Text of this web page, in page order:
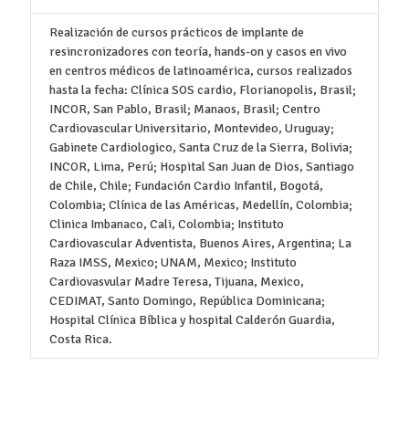
Realización de cursos prácticos de implante de
resincronizadores con teoría, hands-on y casos en vivo
en centros médicos de latinoamérica, cursos realizados
hasta la fecha: Clínica SOS cardio, Florianopolis, Brasil;
INCOR, San Pablo, Brasil; Manaos, Brasil; Centro
Cardiovascular Universitario, Montevideo, Uruguay;
Gabinete Cardiologico, Santa Cruz de la Sierra, Bolivia;
INCOR, Lima, Perú; Hospital San Juan de Dios, Santiago
de Chile, Chile; Fundación Cardio Infantil, Bogotá,
Colombia; Clínica de las Américas, Medellín, Colombia;
Clinica Imbanaco, Cali, Colombia; Instituto
Cardiovascular Adventista, Buenos Aires, Argentina; La
Raza IMSS, Mexico; UNAM, Mexico; Instituto
Cardiovasvular Madre Teresa, Tijuana, Mexico,
CEDIMAT, Santo Domingo, República Dominicana;
Hospital Clínica Bíblica y hospital Calderón Guardia,
Costa Rica.